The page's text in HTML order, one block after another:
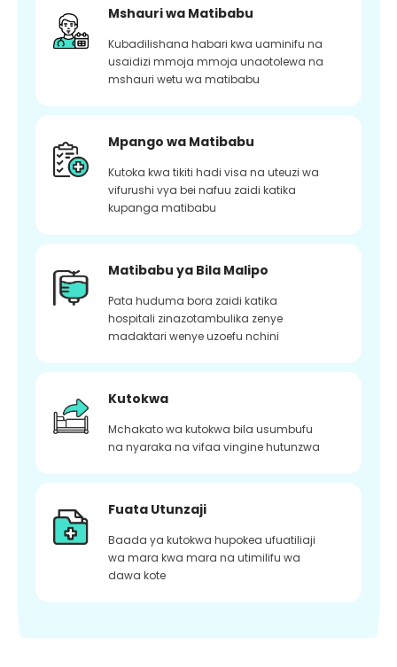
Mshauri wa Matibabu
Kubadilishana habari kwa uaminifu na
usaidizi mmoja mmoja unaotolewa na
mshauri wetu wa matibabu
Mpango wa Matibabu
Kutoka kwa tikiti hadi visa na uteuzi wa
vifurushi vya bei nafuu zaidi katika
kupanga matibabu
Matibabu ya Bila Malipo
Pata huduma bora zaidi katika
hospitali zinazotambulika zenye
madaktari wenye uzoefu nchini
Kutokwa
Mchakato wa kutokwa bila usumbufu
na nyaraka na vifaa vingine hutunzwa
Fuata Utunzaji
Baada ya kutokwa hupokea ufuatiliaji
wa mara kwa mara na utimilifu wa
dawa kote